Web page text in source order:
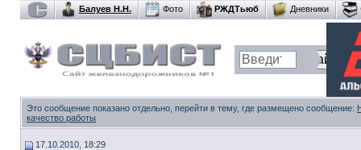
Балуев Н.Н. Фото РЖДТьюб Дневники
Это сообщение показано отдельно, перейти в тему, где размещено сообщение:
качество работы
17.10.2010, 18:29